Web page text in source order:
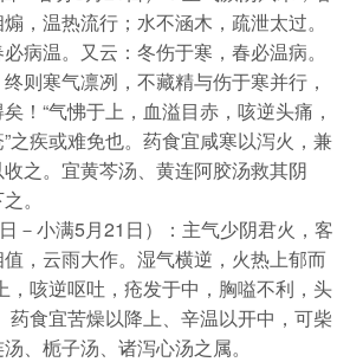
，温热流行；水不涵木，疏泄太过。
病温。又云：冬伤于寒，春必温病。
则寒气凛冽，不藏精与伤于寒并行，
！“气怫于上，血溢目赤，咳逆头痛，
之疾或难免也。药食宜咸寒以泻火，兼
之。宜黄芩汤、黄连阿胶汤救其阴
。
－小满5月21日）：主气少阴君火，客
，云雨大作。湿气横逆，火热上郁而
，咳逆呕吐，疮发于中，胸嗌不利，头
药食宜苦燥以降上、辛温以开中，可柴
、栀子汤、诸泻心汤之属。